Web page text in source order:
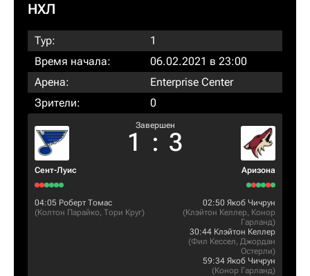
НХЛ
Тур:
1
Время начала:
06.02.2021 в 23:00
Арена:
Enterprise Center
Зрители:
0
Сент-Луис
Завершен
1 : 3
Аризона
04:05 Роберт Томас
(Колтон Парайко, Тори Круг)
02:50 Якоб Чичрун
(Клэйтон Келлер, Конор
Гарланд)
30:44 Клэйтон Келлер
(Фил Кессел, Джордан
Остерли)
59:34 Якоб Чичрун
(Конор Гарланд)